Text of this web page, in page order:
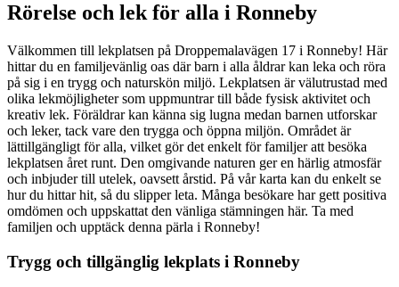
Rörelse och lek för alla i Ronneby
Välkommen till lekplatsen på Droppemalavägen 17 i Ronneby! Här
hittar du en familjevänlig oas där barn i alla åldrar kan leka och röra
på sig i en trygg och naturskön miljö. Lekplatsen är välutrustad med
olika lekmöjligheter som uppmuntrar till både fysisk aktivitet och
kreativ lek. Föräldrar kan känna sig lugna medan barnen utforskar
och leker, tack vare den trygga och öppna miljön. Området är
lättillgängligt för alla, vilket gör det enkelt för familjer att besöka
lekplatsen året runt. Den omgivande naturen ger en härlig atmosfär
och inbjuder till utelek, oavsett årstid. På vår karta kan du enkelt se
hur du hittar hit, så du slipper leta. Många besökare har gett positiva
omdömen och uppskattat den vänliga stämningen här. Ta med
familjen och upptäck denna pärla i Ronneby!
Trygg och tillgänglig lekplats i Ronneby